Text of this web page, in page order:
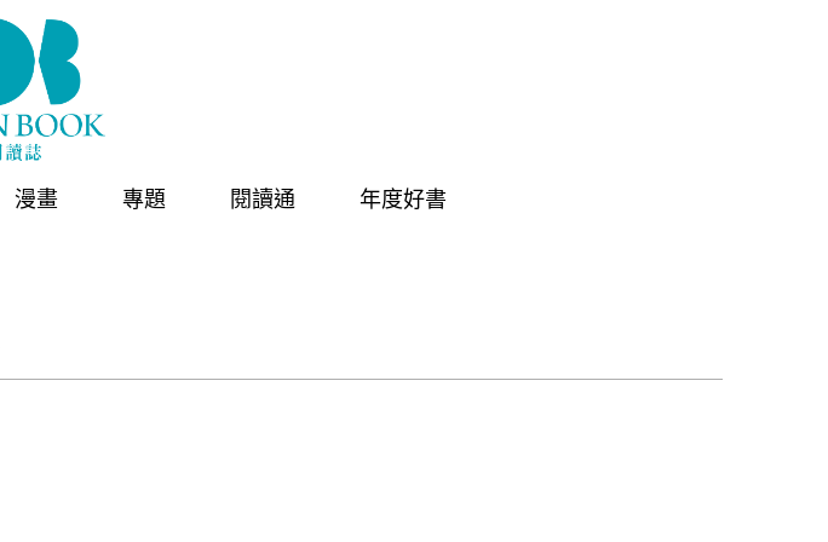
漫畫 專題 閱讀通 年度好書